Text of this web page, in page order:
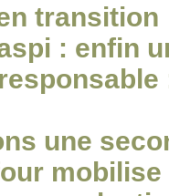
transition
: enfin
une